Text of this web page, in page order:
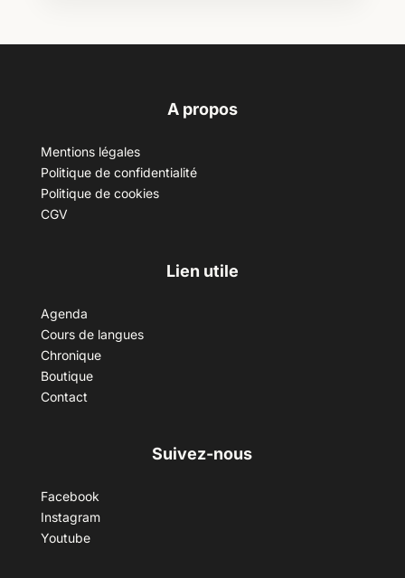
A propos
Mentions légales
Politique de confidentialité
Politique de cookies
CGV
Lien utile
Agenda
Cours de langues
Chronique
Boutique
Contact
Suivez-nous
Facebook
Instagram
Youtube